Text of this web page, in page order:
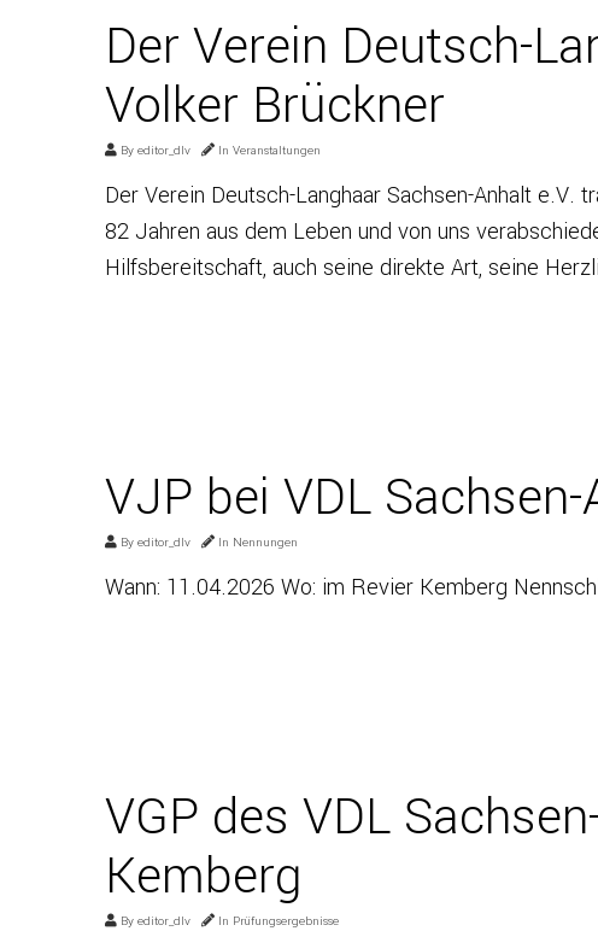
Der Verein Deutsch-
Volker Brückner
By editor_dlv In Veranstaltungen
Der Verein Deutsch-Langhaar Sachsen-Anhalt
82 Jahren aus dem Leben und von uns
Hilfsbereitschaft, auch seine direkte Art, seine
VJP bei VDL
By editor_dlv In Nennungen
Wann: 11.04.2026 Wo: im Revier Kemberg
VGP des VDL
Kemberg
By editor_dlv In Prüfungsergebnisse